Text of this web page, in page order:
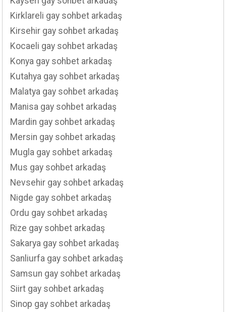
Kirklareli gay sohbet arkadaş
Kirsehir gay sohbet arkadaş
Kocaeli gay sohbet arkadaş
Konya gay sohbet arkadaş
Kutahya gay sohbet arkadaş
Malatya gay sohbet arkadaş
Manisa gay sohbet arkadaş
Mardin gay sohbet arkadaş
Mersin gay sohbet arkadaş
Mugla gay sohbet arkadaş
Mus gay sohbet arkadaş
Nevsehir gay sohbet arkadaş
Nigde gay sohbet arkadaş
Ordu gay sohbet arkadaş
Rize gay sohbet arkadaş
Sakarya gay sohbet arkadaş
Sanliurfa gay sohbet arkadaş
Samsun gay sohbet arkadaş
Siirt gay sohbet arkadaş
Sinop gay sohbet arkadaş